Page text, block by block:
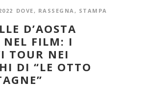
DOVE, RASSEGNA, STAMPA
D’AOSTA
NEL FILM: I
TOUR NEI
DI “LE OTTO